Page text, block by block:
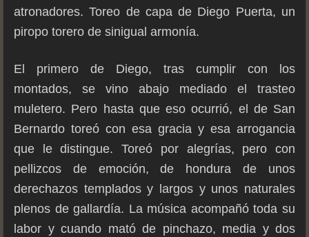
atronadores. Toreo de capa de Diego Puerta, un
piropo torero de sinigual armonía.
El primero de Diego, tras cumplir con los
montados, se vino abajo mediado el trasteo
muletero. Pero hasta que eso ocurrió, el de San
Bernardo toreó con esa gracia y esa arrogancia
que le distingue. Toreó por alegrías, pero con
pellizcos de emoción, de hondura de unos
derechazos templados y largos y unos naturales
plenos de gallardía. La música acompañó toda su
labor y cuando mató de pinchazo, media y dos